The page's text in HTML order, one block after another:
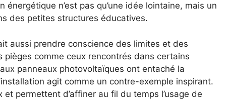
n’est pas qu’une idée lointaine, mais un
des petites structures éducatives.
aussi prendre conscience des limites et des
pièges comme ceux rencontrés dans certains
panneaux photovoltaïques ont entaché la
agit comme un contre-exemple inspirant.
permettent d’affiner au fil du temps l’usage de